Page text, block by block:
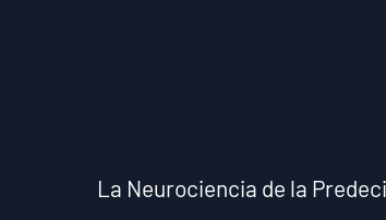
La Neurociencia de la